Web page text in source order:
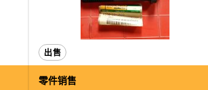
出售
零件销售